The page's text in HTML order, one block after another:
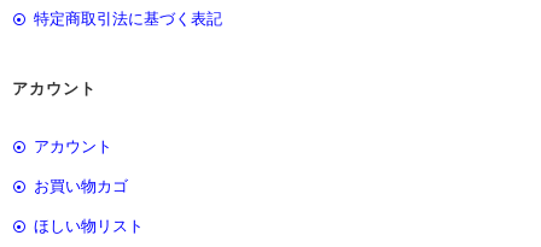
特定商取引法に基づく表記
アカウント
アカウント
お買い物カゴ
ほしい物リスト